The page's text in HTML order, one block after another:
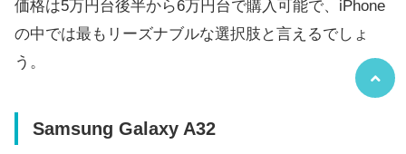
価格は5万円台後半から6万円台で購入可能で、iPhone
の中では最もリーズナブルな選択肢と言えるでしょ
う。
Samsung Galaxy A32